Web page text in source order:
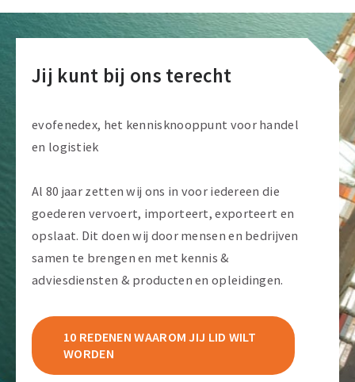
Jij kunt bij ons terecht
evofenedex, het kennisknooppunt voor handel
en logistiek
Al 80 jaar zetten wij ons in voor iedereen die
goederen vervoert, importeert, exporteert en
opslaat. Dit doen wij door mensen en bedrijven
samen te brengen en met kennis &
adviesdiensten & producten en opleidingen.
10 REDENEN WAAROM JIJ LID WILT
WORDEN